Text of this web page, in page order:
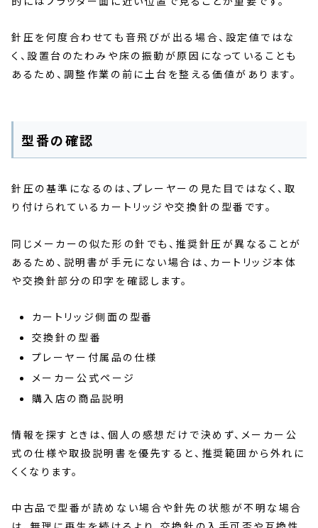
針圧を何度合わせても音飛びが出る場合、設定値ではな
く、設置台のたわみや床の振動が原因になっていることも
あるため、調整作業の前に土台を整える価値があります。
型番の確認
針圧の基準になるのは、プレーヤーの見た目ではなく、取
り付けられているカートリッジや交換針の型番です。
同じメーカーの似た形の針でも、推奨針圧が異なることが
あるため、説明書が手元にない場合は、カートリッジ本体
や交換針部分の印字を確認します。
カートリッジ側面の型番
交換針の型番
プレーヤー付属品の仕様
メーカー公式ページ
購入店の商品説明
情報を探すときは、個人の感想だけで決めず、メーカー公
式の仕様や取扱説明書を優先すると、推奨範囲から外れに
くくなります。
中古品で型番が読めない場合や針先の状態が不明な場合